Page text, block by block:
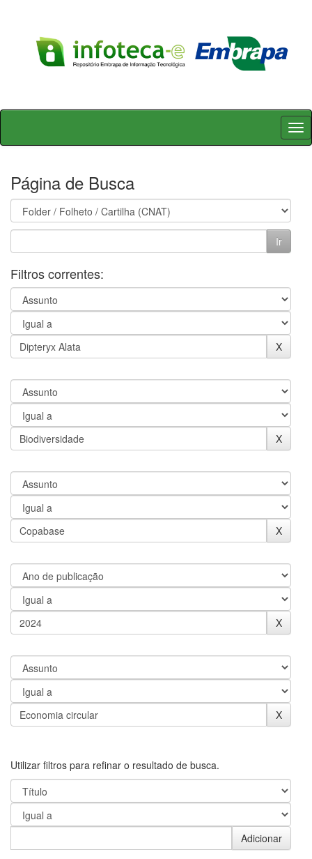
Skip
Página de Busca
Filtros correntes:
Utilizar filtros para refinar o resultado de busca.